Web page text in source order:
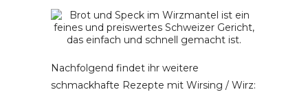
Nachfolgend findet ihr weitere
schmackhafte Rezepte mit Wirsing / Wirz: